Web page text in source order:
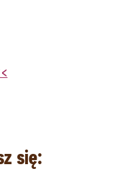
się: